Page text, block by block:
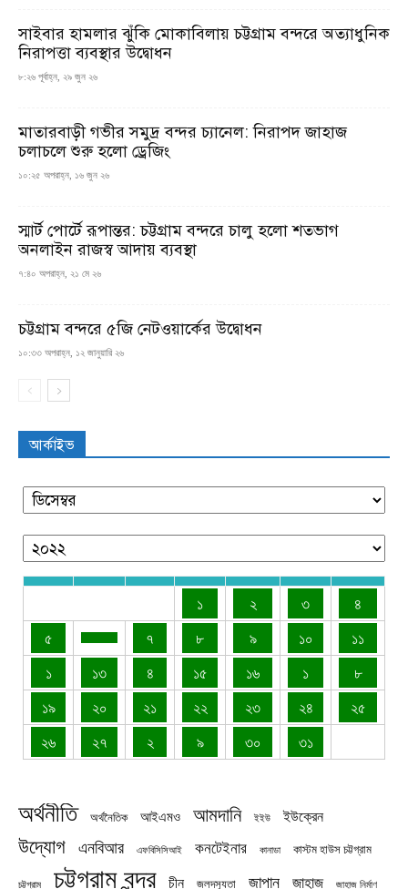
সাইবার হামলার ঝুঁকি মোকাবিলায় চট্টগ্রাম বন্দরে অত্যাধুনিক
নিরাপত্তা ব্যবস্থার উদ্বোধন
৮:২৬ পূর্বাহ্ন, ২৯ জুন ২৬
মাতারবাড়ী গভীর সমুদ্র বন্দর চ্যানেল: নিরাপদ জাহাজ
চলাচলে শুরু হলো ড্রেজিং
১০:২৫ অপরাহ্ন, ১৬ জুন ২৬
স্মার্ট পোর্টে রূপান্তর: চট্টগ্রাম বন্দরে চালু হলো শতভাগ
অনলাইন রাজস্ব আদায় ব্যবস্থা
৭:৪০ অপরাহ্ন, ২১ মে ২৬
চট্টগ্রাম বন্দরে ৫জি নেটওয়ার্কের উদ্বোধন
১০:৩৩ অপরাহ্ন, ১২ জানুয়ারি ২৬
আর্কাইভ
১ ২ ৩
৪
৫
৭ ৮ ৯ ১০
১১
১
১৩ ৪ ১৫ ১৬ ১
৮
১৯
২০ ২১ ২২ ২৩ ২৪
২৫
২৬
২৭ ২ ৯ ৩০ ৩১
অর্থনীতি অর্থনৈতিক আইএমও আমদানি ইইউ ইউক্রেন
উদ্যোগ এনবিআর এফবিসিসিআই কনটেইনার কানাডা কাস্টম হাউস চট্টগ্রাম
চট্টগ্রাম চট্টগ্রাম বন্দর চীন জলদস্যুতা জাপান জাহাজ জাহাজ নির্মাণ